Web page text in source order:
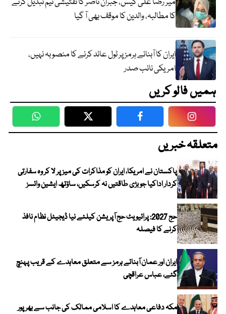
کا مطالبہ، والدین کا موقف بھی آ گیا
ایران کا آبنائے ہرمز پر ٹول عائد کرنے کا منصوبہ نہیں،
امریکی نائب صدر
ہمیں فالو کریں
WhatsApp Twitter Facebook
متعلقہ خبریں
پاکستان نے امریکا، ایران کو مذاکرات کی میز پر لا کر وہ سفارتی
کردار اداکیا جو بڑی طاقتیں نہ کرسکیں، ساؤتھ ایشین وائسز
حج 2027: پرائیویٹ حج آپریشن کیلئے نیا ڈیجیٹل نظام نافذ
کرنے کا فیصلہ
ایران اور عمان آبنائے ہرمز سے متعلق معاہدے کے قریب پہنچ
گئے، عباس عراقچی
مکہ دفاعی معاہدے کا اسلامی ممالک کی جانب سے بھرپور